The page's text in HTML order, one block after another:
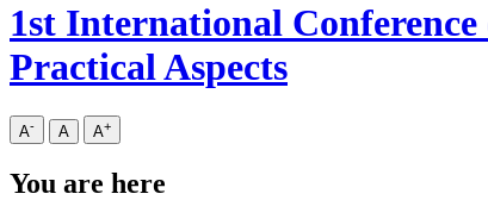
1st International
Practical Aspects
A- A A+
You are here